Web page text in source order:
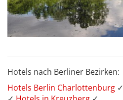
Hotels nach Berliner Bezirken:
Hotels Berlin Charlottenburg ✓